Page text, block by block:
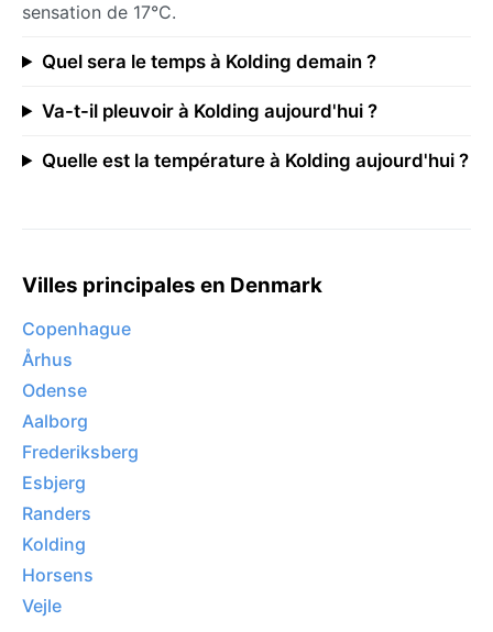
sensation de 17°C.
Quel sera le temps à Kolding demain ?
Va-t-il pleuvoir à Kolding aujourd'hui ?
Quelle est la température à Kolding aujourd'hui ?
Villes principales en Denmark
Copenhague
Århus
Odense
Aalborg
Frederiksberg
Esbjerg
Randers
Kolding
Horsens
Vejle